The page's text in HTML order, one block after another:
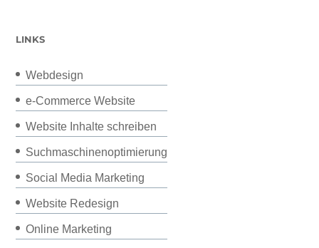
LINKS
Webdesign
e-Commerce Website
Website Inhalte schreiben
Suchmaschinenoptimierung
Social Media Marketing
Website Redesign
Online Marketing